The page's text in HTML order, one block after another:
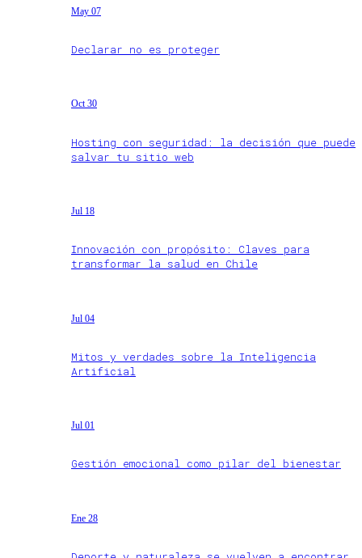
May 07
Declarar no es proteger
Oct 30
Hosting con seguridad: la decisión que puede
salvar tu sitio web
Jul 18
Innovación con propósito: Claves para
transformar la salud en Chile
Jul 04
Mitos y verdades sobre la Inteligencia
Artificial
Jul 01
Gestión emocional como pilar del bienestar
Ene 28